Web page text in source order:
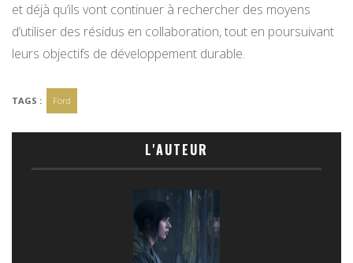
et déjà qu’ils vont continuer à rechercher des moyens
d’utiliser des résidus en collaboration, tout en poursuivant
leurs objectifs de développement durable.
TAGS : Ford
L'AUTEUR